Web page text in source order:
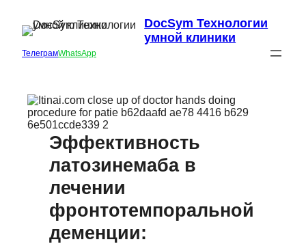
DocSym Технологии
умной клиники
ТелеграмWhatsApp
Эффективность
латозинемаба в
лечении
фронтотемпоральной
деменции: